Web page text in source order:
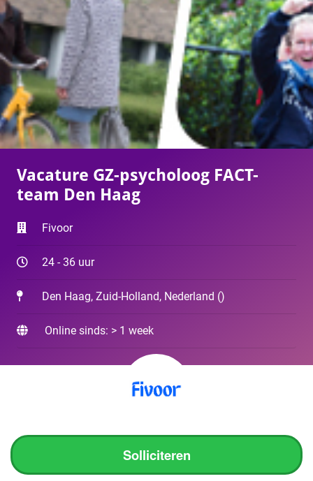
Vacature GZ-psycholoog FACT-
team Den Haag
Fivoor
24 - 36 uur
Den Haag, Zuid-Holland, Nederland ()
Online sinds: > 1 week
Solliciteren